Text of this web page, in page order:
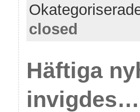
closed
Häftiga